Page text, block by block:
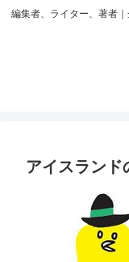
編集者、ライター、著者
アイスランド